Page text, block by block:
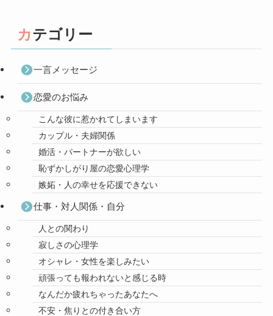
カテゴリー
一言メッセージ
恋愛のお悩み
こんな彼に惹かれてしまいます
カップル・夫婦関係
婚活・パートナーが欲しい
恥ずかしがり屋の恋愛心理学
嫉妬・人の幸せを応援できない
仕事・対人関係・自分
人との関わり
寂しさの心理学
オシャレ・女性を楽しみたい
頑張っても報われないと感じる時
なんだか疲れちゃったあなたへ
不安・焦りとの付き合い方